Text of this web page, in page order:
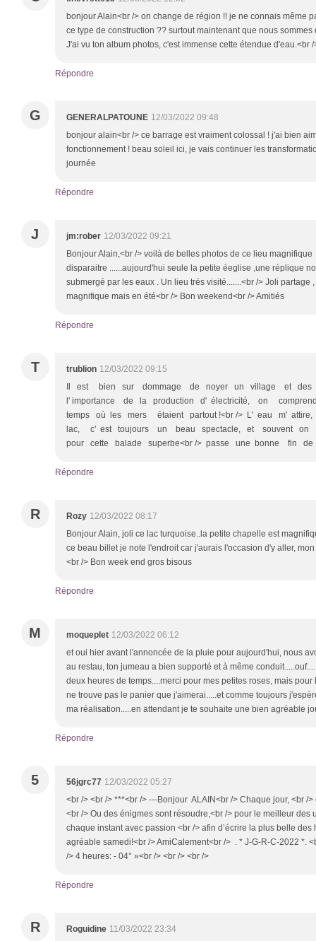
bonjour Alain<br /> on change de région !! je ne connais même
ce type de construction ?? surtout maintenant que nous
J'ai vu ton album photos, c'est immense cette étendue d'eau.<br
Répondre
G GENERALPATOUNE 12/03/2022 09:48
bonjour alain<br /> ce barrage est vraiment colossal ! j'ai bien
fonctionnement ! beau soleil ici, je vais continuer les
journée
Répondre
J jm:rober 12/03/2022 09:21
Bonjour Alain,<br /> voilà de belles photos de ce lieu
disparaitre ......aujourd'hui seule la petite éeglise ,une réplique
submergé par les eaux . Un lieu trés visité.......<br /> Joli partage
magnifique mais en été<br /> Bon weekend<br /> Amitiés
Répondre
T trublion 12/03/2022 09:15
Il est bien sur dommage de noyer un village et
l' importance de la production d' électricité, on
temps où les mers étaient partout !<br /> L' eau m'
lac, c' est toujours un beau spectacle, et souvent on
pour cette balade superbe<br /> passe une bonne fin de
Répondre
R Rozy 12/03/2022 08:17
Bonjour Alain, joli ce lac turquoise..la petite chapelle est
ce beau billet je note l'endroit car j'aurais l'occasion d'y aller,
<br /> Bon week end gros bisous
Répondre
M moqueplet 12/03/2022 06:12
et oui hier avant l'annoncée de la pluie pour aujourd'hui, nous
au restau, ton jumeau a bien supporté et à même
deux heures de temps....merci pour mes petites roses, mais
ne trouve pas le panier que j'aimerai.....et comme toujours
ma réalisation.....en attendant je te souhaite une bien agréable
Répondre
5 56jgrc77 12/03/2022 05:27
<br /> <br /> ***<br /> ---Bonjour ALAIN<br /> Chaque jour, <br /
<br /> Ou des énigmes sont résoudre,<br /> pour le meilleur des
chaque instant avec passion <br /> afin d’écrire la plus belle
agréable samedi!<br /> AmiCalement<br /> . * J-G-R-C-2022 *.
/> 4 heures: - 04° »<br /> <br /> <br />
Répondre
R Roguidine 11/03/2022 23:34